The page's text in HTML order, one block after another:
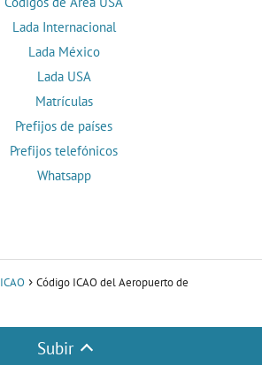
Lada Internacional
Lada México
Lada USA
Matrículas
Prefijos de países
Prefijos telefónicos
Whatsapp
ICAO
Código ICAO del Aeropuerto de
Subir